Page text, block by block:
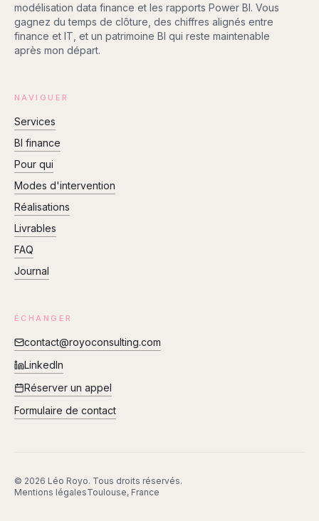
modélisation data finance et les rapports Power BI. Vous
gagnez du temps de clôture, des chiffres alignés entre
finance et IT, et un patrimoine BI qui reste maintenable
après mon départ.
NAVIGUER
Services
BI finance
Pour qui
Modes d'intervention
Réalisations
Livrables
FAQ
Journal
ÉCHANGER
contact@royoconsulting.com
LinkedIn
Réserver un appel
Formulaire de contact
© 2026 Léo Royo. Tous droits réservés.
Mentions légalesToulouse, France